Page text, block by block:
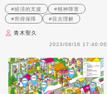
支援 第1回
#経済的支援
#精神障害
#所得保障
#目次理解
青木聖久
2023/08/16 17:40:00